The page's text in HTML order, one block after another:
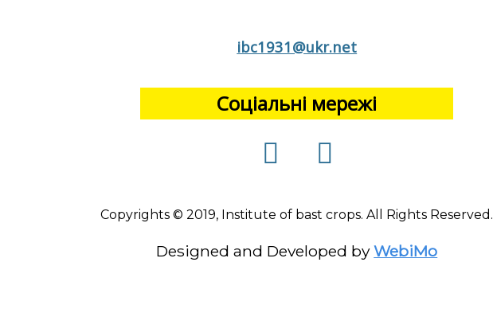
ibc1931@ukr.net
Соціальні мережі
Copyrights © 2019, Institute of bast crops. All Rights Reserved.
Designed and Developed by WebiMo